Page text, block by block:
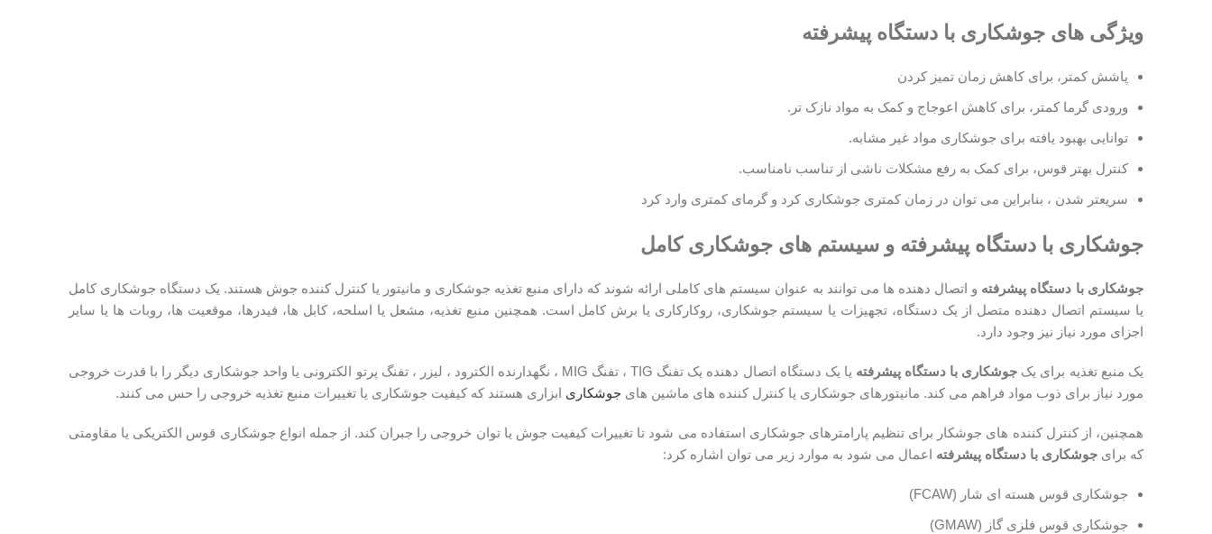
ویژگی های جوشکاری با دستگاه پیشرفته
پاشش کمتر، برای کاهش زمان تمیز کردن
ورودی گرما کمتر، برای کاهش اعوجاج و کمک به مواد نازک تر.
توانایی بهبود یافته برای جوشکاری مواد غیر مشابه.
کنترل بهتر قوس، برای کمک به رفع مشکلات ناشی از تناسب نامناسب.
سریعتر شدن ، بنابراین می توان در زمان کمتری جوشکاری کرد و گرمای کمتری وارد کرد
جوشکاری با دستگاه پیشرفته و سیستم های جوشکاری کامل
جوشکاری با دستگاه پیشرفته و اتصال دهنده ها می توانند به عنوان سیستم های کاملی ارائه شوند که دارای منبع تغذیه جوشکاری و مانیتور یا کنترل کننده جوش هستند. یک دستگاه جوشکاری کامل
یا سیستم اتصال دهنده متصل از یک دستگاه، تجهیزات یا سیستم جوشکاری، روکارکاری یا برش کامل است. همچنین منبع تغذیه، مشعل یا اسلحه، کابل ها، فیدرها، موقعیت ها، روبات ها یا سایر
اجزای مورد نیاز نیز وجود دارد.
یک منبع تغذیه برای یک جوشکاری با دستگاه پیشرفته
یا یک دستگاه اتصال دهنده یک تفنگ TIG ، تفنگ MIG ، نگهدارنده الکترود ، لیزر ، تفنگ پرتو الکترونی یا واحد جوشکاری دیگر را با قدرت خروجی
مورد نیاز برای ذوب مواد فراهم می کند. مانیتورهای جوشکاری یا کنترل کننده های ماشین های جوشکاری ابزاری هستند که کیفیت جوشکاری یا تغییرات منبع تغذیه خروجی را حس می کنند.
همچنین، از کنترل کننده های جوشکار برای تنظیم پارامترهای جوشکاری استفاده می شود تا تغییرات کیفیت جوش یا توان خروجی را جبران کند. از جمله انواع جوشکاری قوس الکتریکی یا مقاومتی
که برای جوشکاری با دستگاه پیشرفته اعمال می شود به موارد زیر می توان اشاره کرد:
جوشکاری قوس هسته ای شار (FCAW)
جوشکاری قوس فلزی گاز (GMAW)